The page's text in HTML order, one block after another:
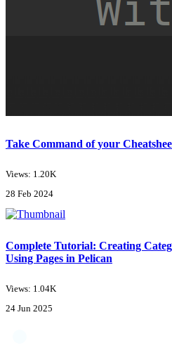
Take Command of your
Views: 1.20K
28 Feb 2024
Complete Tutorial: Creating
Using Pages in Pelican
Views: 1.04K
24 Jun 2025